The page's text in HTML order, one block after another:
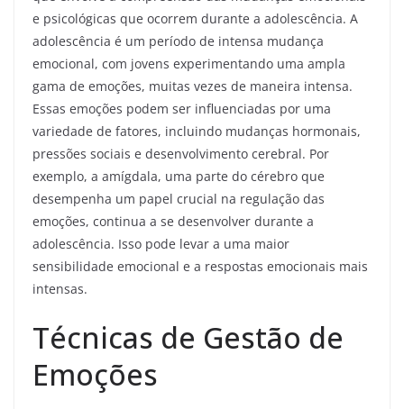
e psicológicas que ocorrem durante a adolescência. A
adolescência é um período de intensa mudança
emocional, com jovens experimentando uma ampla
gama de emoções, muitas vezes de maneira intensa.
Essas emoções podem ser influenciadas por uma
variedade de fatores, incluindo mudanças hormonais,
pressões sociais e desenvolvimento cerebral. Por
exemplo, a amígdala, uma parte do cérebro que
desempenha um papel crucial na regulação das
emoções, continua a se desenvolver durante a
adolescência. Isso pode levar a uma maior
sensibilidade emocional e a respostas emocionais mais
intensas.
Técnicas de Gestão de
Emoções